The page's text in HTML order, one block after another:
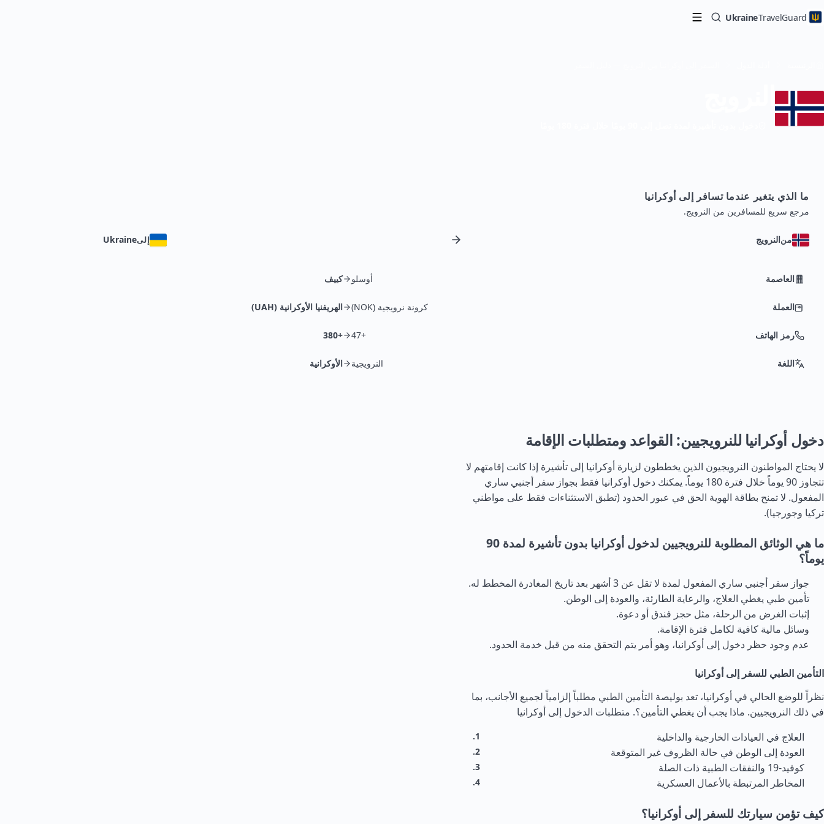
UkraineTravelGuard
ما الذي يتغير عندما تسافر إلى أوكرانيا
مرجع سريع للمسافرين من النرويج.
منالنرويج إلىUkraine
العاصمة أوسلو كييف
العملة كرونة نرويجية (NOK) الهريفنيا الأوكرانية (UAH)
رمز الهاتف +47
+380
اللغة النرويجية الأوكرانية
دخول أوكرانيا للنرويجيين: القواعد ومتطلبات الإقامة
لا يحتاج المواطنون النرويجيون الذين يخططون لزيارة أوكرانيا إلى تأشيرة إذا كانت إقامتهم لا
تتجاوز 90 يوماً خلال فترة 180 يوماً. يمكنك دخول أوكرانيا فقط بجواز سفر أجنبي ساري
المفعول. لا تمنح بطاقة الهوية الحق في عبور الحدود (تطبق الاستثناءات فقط على مواطني
تركيا وجورجيا).
ما هي الوثائق المطلوبة للنرويجيين لدخول أوكرانيا بدون تأشيرة لمدة 90
يوماً؟
جواز سفر أجنبي ساري المفعول لمدة لا تقل عن 3 أشهر بعد تاريخ المغادرة المخطط له.
تأمين طبي يغطي العلاج، والرعاية الطارئة، والعودة إلى الوطن.
إثبات الغرض من الرحلة، مثل حجز فندق أو دعوة.
وسائل مالية كافية لكامل فترة الإقامة.
عدم وجود حظر دخول إلى أوكرانيا، وهو أمر يتم التحقق منه من قبل خدمة الحدود.
التأمين الطبي للسفر إلى أوكرانيا
نظراً للوضع الحالي في أوكرانيا، تعد بوليصة التأمين الطبي مطلباً إلزامياً لجميع الأجانب، بما
في ذلك النرويجيين. ماذا يجب أن يغطي التأمين؟. متطلبات الدخول إلى أوكرانيا
العلاج في العيادات الخارجية والداخلية
العودة إلى الوطن في حالة الظروف غير المتوقعة
كوفيد-19 والنفقات الطبية ذات الصلة
المخاطر المرتبطة بالأعمال العسكرية
كيف تؤمن سيارتك للسفر إلى أوكرانيا؟